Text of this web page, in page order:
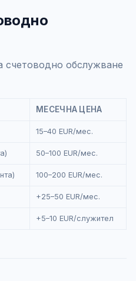
счетоводно обслужване
МЕСЕЧНА ЦЕНА
15–40 EUR/мес.
50–100 EUR/мес.
100–200 EUR/мес.
+25–50 EUR/мес.
+5–10 EUR/служител